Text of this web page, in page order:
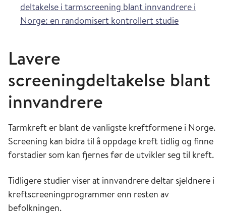
deltakelse i tarmscreening blant innvandrere i
Norge: en randomisert kontrollert studie
Lavere
screeningdeltakelse blant
innvandrere
Tarmkreft er blant de vanligste kreftformene i Norge.
Screening kan bidra til å oppdage kreft tidlig og finne
forstadier som kan fjernes før de utvikler seg til kreft.
Tidligere studier viser at innvandrere deltar sjeldnere i
kreftscreeningprogrammer enn resten av
befolkningen.